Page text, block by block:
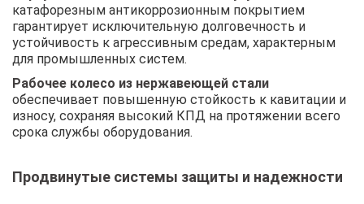
катафорезным антикоррозионным покрытием
гарантирует исключительную долговечность и
устойчивость к агрессивным средам, характерным
для промышленных систем.
Рабочее колесо из нержавеющей стали
обеспечивает повышенную стойкость к кавитации и
износу, сохраняя высокий КПД на протяжении всего
срока службы оборудования.
Продвинутые системы защиты и надежности